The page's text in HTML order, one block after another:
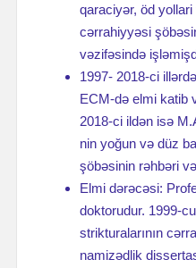
qaraciyər, öd yollari
cərrahiyyəsi
vəzifəsində
1997- 2018-ci
ECM-də elmi katib
2018-ci ildən isə
nin yoğun və düz
şöbəsinin rəhbəri
Elmi dərəcəsi:
doktorudur. 1999-
strikturalarının
namizədlik